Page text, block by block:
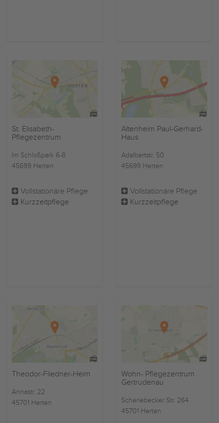
St. Elisabeth-
Pflegezentrum
Im Schloßpark 6-8
45699 Herten
Vollstationäre Pflege
Kurzzeitpflege
Altenheim Paul-Gerhard-
Haus
Adalbertstr. 50
45699 Herten
Vollstationäre Pflege
Kurzzeitpflege
Theodor-Fliedner-Heim
Annastr. 22
45701 Herten
Wohn- Pflegezentrum
Gertrudenau
Scherlebecker Str. 264
45701 Herten